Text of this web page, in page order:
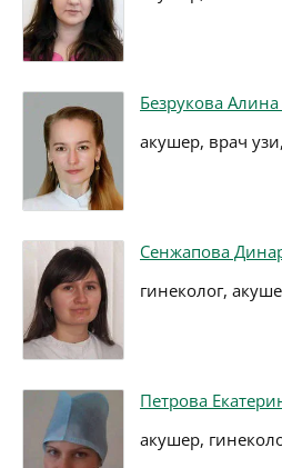
Безрукова
акушер, врач
Сенжапова
гинеколог,
Петрова
акушер,